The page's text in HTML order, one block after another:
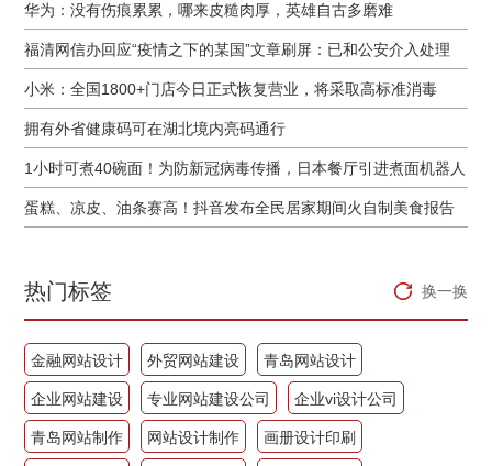
华为：没有伤痕累累，哪来皮糙肉厚，英雄自古多磨难
福清网信办回应“疫情之下的某国”文章刷屏：已和公安介入处理
小米：全国1800+门店今日正式恢复营业，将采取高标准消毒
拥有外省健康码可在湖北境内亮码通行
1小时可煮40碗面！为防新冠病毒传播，日本餐厅引进煮面机器人
蛋糕、凉皮、油条赛高！抖音发布全民居家期间火自制美食报告
热门标签 换一换
金融网站设计 外贸网站建设 青岛网站设计
企业网站建设 专业网站建设公司 企业vi设计公司
青岛网站制作 网站设计制作 画册设计印刷